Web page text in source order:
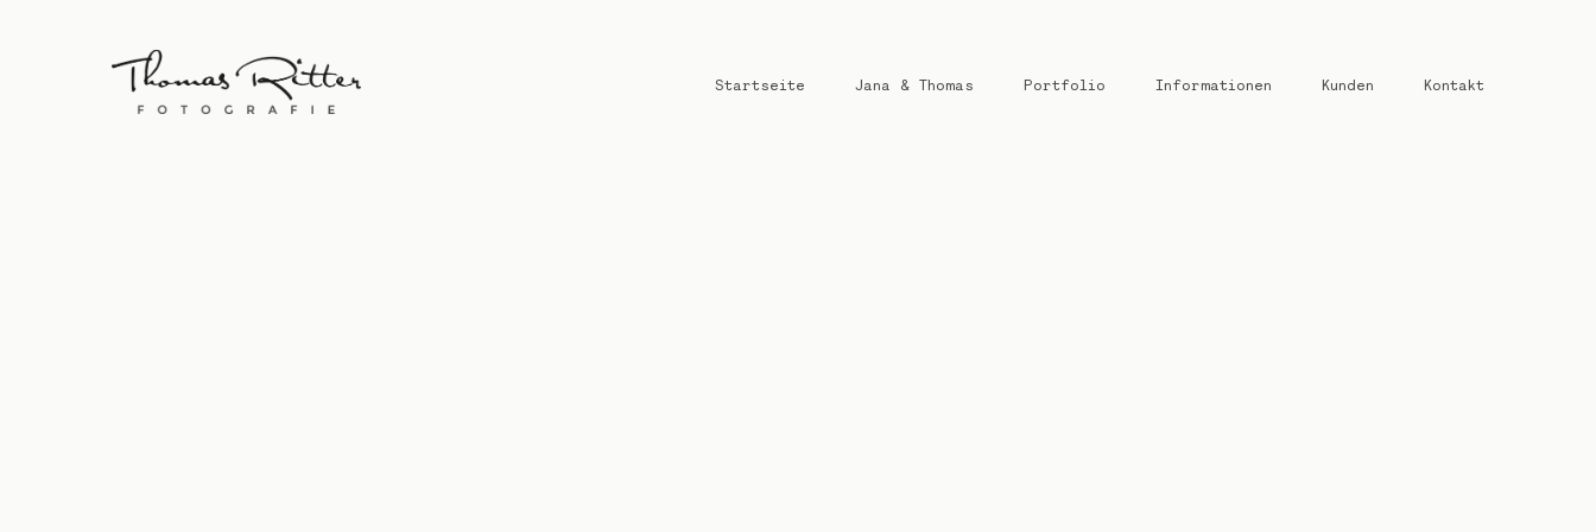
Startseite Jana & Thomas Portfolio Informationen Kunden Kontakt